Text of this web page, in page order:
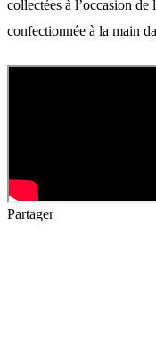
collectées à l’occasion de
confectionnée à la main
Partager